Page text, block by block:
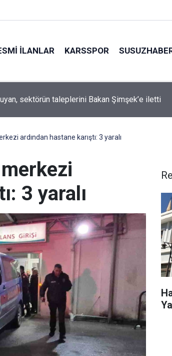
İLANLAR KARSSPOR
Süt Ürünleri Tesisini İnceledi
ardından hastane karıştı: 3 yaralı
3 yaralı